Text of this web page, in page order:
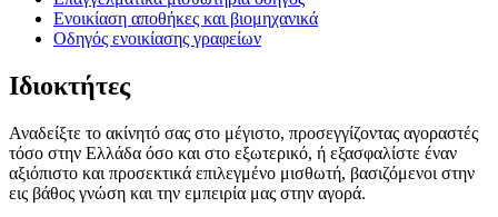
Ενοικίαση αποθήκες και βιομηχανικά
Οδηγός ενοικίασης γραφείων
Ιδιοκτήτες
Αναδείξτε το ακίνητό σας στο μέγιστο, προσεγγίζοντας αγοραστές
τόσο στην Ελλάδα όσο και στο εξωτερικό, ή εξασφαλίστε έναν
αξιόπιστο και προσεκτικά επιλεγμένο μισθωτή, βασιζόμενοι στην
εις βάθος γνώση και την εμπειρία μας στην αγορά.